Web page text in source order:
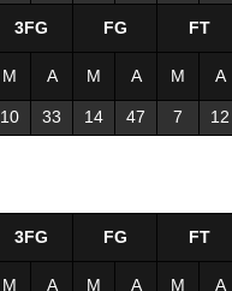
3FG FG FT
M A M A M A
10 33 14 47 7 12
3FG FG FT
M A M A M A